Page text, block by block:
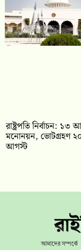
রাষ্ট্রপতি নির্বাচন: ১৩
মনোনয়ন, ভোটগ্রহণ
আগস্ট
আমাদের সম্পর্কে